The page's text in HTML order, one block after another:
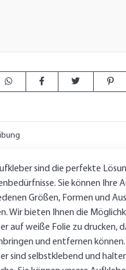
sind die perfekte
Sie können Ihre
Größen, Formen und
Wir bieten Ihnen die
auf weiße Folie zu drucken,
und entfernen können.
sind selbstklebend und